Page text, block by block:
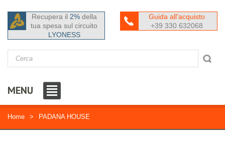
Recupera il 2%della
tua spesa sul circuito
LYONESS
Guida all'acquisto
+39 330 632068
MENU
Home PADANA HOUSE